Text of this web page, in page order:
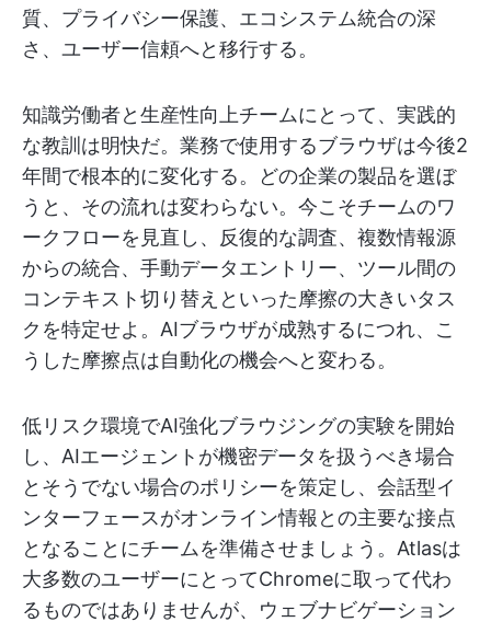
質、プライバシー保護、エコシステム統合の深
さ、ユーザー信頼へと移行する。
知識労働者と生産性向上チームにとって、実践的
な教訓は明快だ。業務で使用するブラウザは今後2
年間で根本的に変化する。どの企業の製品を選ぼ
うと、その流れは変わらない。今こそチームのワ
ークフローを見直し、反復的な調査、複数情報源
からの統合、手動データエントリー、ツール間の
コンテキスト切り替えといった摩擦の大きいタス
クを特定せよ。AIブラウザが成熟するにつれ、こ
うした摩擦点は自動化の機会へと変わる。
低リスク環境でAI強化ブラウジングの実験を開始
し、AIエージェントが機密データを扱うべき場合
とそうでない場合のポリシーを策定し、会話型イ
ンターフェースがオンライン情報との主要な接点
となることにチームを準備させましょう。Atlasは
大多数のユーザーにとってChromeに取って代わ
るものではありませんが、ウェブナビゲーション